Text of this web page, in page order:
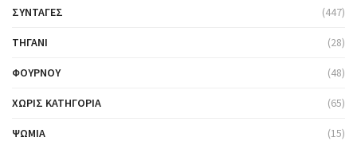
ΣΥΝΤΑΓΈΣ (447)
ΤΗΓΆΝΙ (28)
ΦΟΎΡΝΟΥ (48)
ΧΩΡΊΣ ΚΑΤΗΓΟΡΊΑ (65)
ΨΩΜΙΆ (15)